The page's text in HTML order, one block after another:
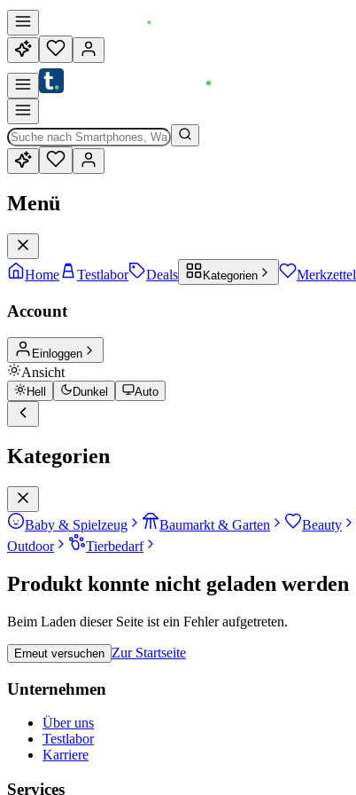
Menü
Home Testlabor Deals Kategorien Merkzettel
Account
Einloggen
Ansicht
Hell Dunkel Auto
Kategorien
Baby & Spielzeug Baumarkt & Garten Beauty
Outdoor
Tierbedarf
Produkt konnte nicht geladen werden
Beim Laden dieser Seite ist ein Fehler aufgetreten.
Erneut versuchen Zur Startseite
Unternehmen
Über uns
Testlabor
Karriere
Services